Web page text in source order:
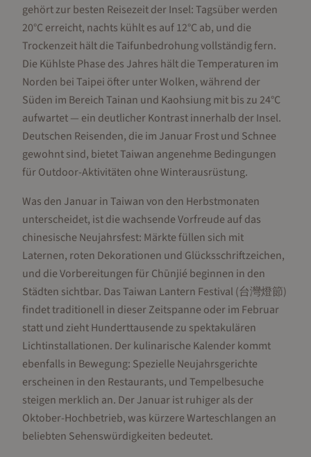
gehört zur besten Reisezeit der Insel: Tagsüber werden
20°C erreicht, nachts kühlt es auf 12°C ab, und die
Trockenzeit hält die Taifunbedrohung vollständig fern.
Die Kühlste Phase des Jahres hält die Temperaturen im
Norden bei Taipei öfter unter Wolken, während der
Süden im Bereich Tainan und Kaohsiung mit bis zu 24°C
aufwartet — ein deutlicher Kontrast innerhalb der Insel.
Deutschen Reisenden, die im Januar Frost und Schnee
gewohnt sind, bietet Taiwan angenehme Bedingungen
für Outdoor-Aktivitäten ohne Winterausrüstung.
Was den Januar in Taiwan von den Herbstmonaten
unterscheidet, ist die wachsende Vorfreude auf das
chinesische Neujahrsfest: Märkte füllen sich mit
Laternen, roten Dekorationen und Glücksschriftzeichen,
und die Vorbereitungen für Chūnjié beginnen in den
Städten sichtbar. Das Taiwan Lantern Festival (台灣燈節)
findet traditionell in dieser Zeitspanne oder im Februar
statt und zieht Hunderttausende zu spektakulären
Lichtinstallationen. Der kulinarische Kalender kommt
ebenfalls in Bewegung: Spezielle Neujahrsgerichte
erscheinen in den Restaurants, und Tempelbesuche
steigen merklich an. Der Januar ist ruhiger als der
Oktober-Hochbetrieb, was kürzere Warteschlangen an
beliebten Sehenswürdigkeiten bedeutet.